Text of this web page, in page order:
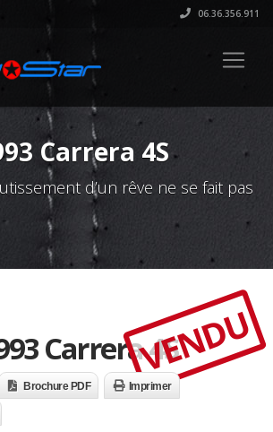
06.36.356.911
Carrera 4S
d’un rêve ne se fait pas
Carrera 4SVENDU
Brochure PDF Imprimer